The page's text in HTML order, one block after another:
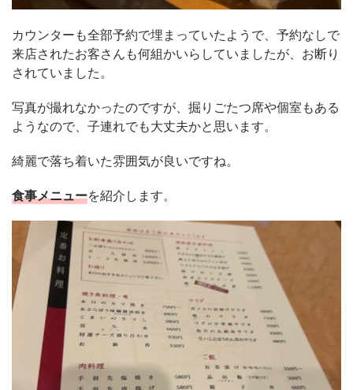
カウンターも全部予約で埋まっていたようで、予約なしで
来店されたお客さんも何組かいらしていましたが、お断り
されていました。
写真が撮れなかったのですが、掘りごたつ席や個室もある
ようなので、子連れでも大丈夫かと思います。
綺麗で落ち着いた雰囲気が良いですね。
食事メニューを紹介します。